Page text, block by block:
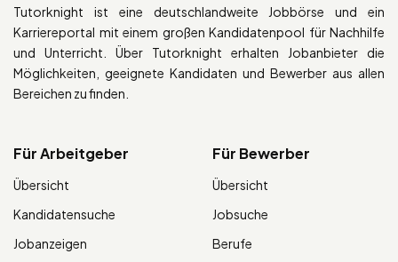
Tutorknight ist eine deutschlandweite Jobbörse und ein
Karriereportal mit einem großen Kandidatenpool für Nachhilfe
und Unterricht. Über Tutorknight erhalten Jobanbieter die
Möglichkeiten, geeignete Kandidaten und Bewerber aus allen
Bereichen zu finden.
Für Arbeitgeber
Übersicht
Kandidatensuche
Jobanzeigen
Für Bewerber
Übersicht
Jobsuche
Berufe